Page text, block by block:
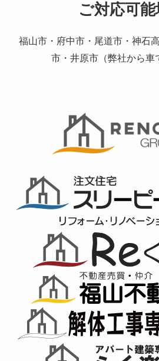
ご対応可
福山市・府中市・尾道市・神石
市・井原市（弊社から車